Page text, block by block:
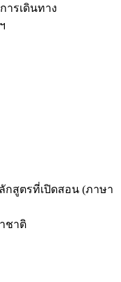
ารเดินทาง
กสูตรที่เปิดสอน (ภาษา
ชาติ